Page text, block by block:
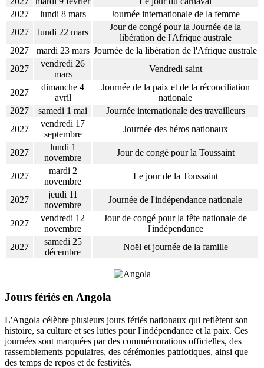
2027
lundi 8 mars
Journée internationale de la femme
2027
lundi 22 mars
Jour de congé pour la Journée de la
libération de l'Afrique australe
2027
mardi 23 mars Journée de la libération de l'Afrique australe
2027
vendredi 26
mars
Vendredi saint
2027
dimanche 4
avril
Journée de la paix et de la réconciliation
nationale
2027
samedi 1 mai
Journée internationale des travailleurs
2027
vendredi 17
septembre
Journée des héros nationaux
2027
lundi 1
novembre
Jour de congé pour la Toussaint
2027
mardi 2
novembre
Le jour de la Toussaint
2027
jeudi 11
novembre
Journée de l'indépendance nationale
2027
vendredi 12
novembre
Jour de congé pour la fête nationale de
l'indépendance
2027
samedi 25
décembre
Noël et journée de la famille
Jours fériés en Angola
L'Angola célèbre plusieurs jours fériés nationaux qui reflètent son
histoire, sa culture et ses luttes pour l'indépendance et la paix. Ces
journées sont marquées par des commémorations officielles, des
rassemblements populaires, des cérémonies patriotiques, ainsi que
des temps de repos et de festivités.